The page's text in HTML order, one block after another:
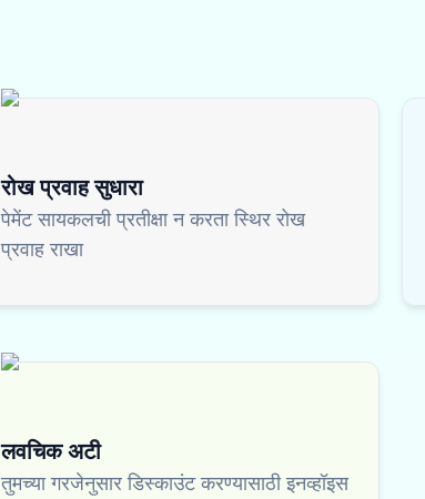
रोख प्रवाह सुधारा
पेमेंट सायकलची प्रतीक्षा न करता स्थिर रोख
प्रवाह राखा
लवचिक अटी
तुमच्या गरजेनुसार डिस्काउंट करण्यासाठी इनव्हॉइस